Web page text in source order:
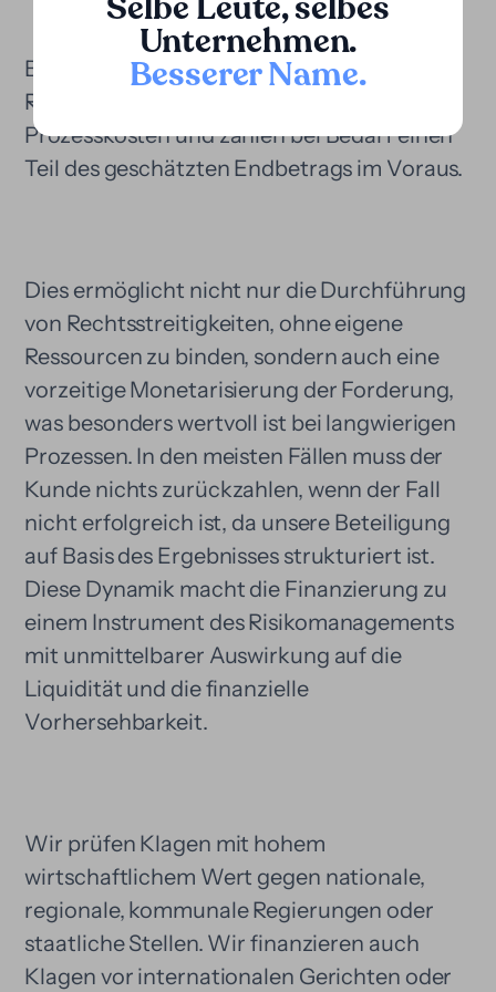
Unternehmen.
Besserer Name.
Bei Loopa finanzieren wir diese Art von
Rechtsstreitigkeiten, übernehmen die
Prozesskosten und zahlen bei Bedarf einen
Teil des geschätzten Endbetrags im Voraus.
Dies ermöglicht nicht nur die Durchführung
von Rechtsstreitigkeiten, ohne eigene
Ressourcen zu binden, sondern auch eine
vorzeitige Monetarisierung der Forderung,
was besonders wertvoll ist bei langwierigen
Prozessen. In den meisten Fällen muss der
Kunde nichts zurückzahlen, wenn der Fall
nicht erfolgreich ist, da unsere Beteiligung
auf Basis des Ergebnisses strukturiert ist.
Diese Dynamik macht die Finanzierung zu
einem Instrument des Risikomanagements
mit unmittelbarer Auswirkung auf die
Liquidität und die finanzielle
Vorhersehbarkeit.
Wir prüfen Klagen mit hohem
wirtschaftlichem Wert gegen nationale,
regionale, kommunale Regierungen oder
staatliche Stellen. Wir finanzieren auch
Klagen vor internationalen Gerichten oder